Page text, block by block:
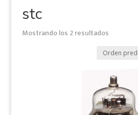
stc
Mostrando los 2 resultados